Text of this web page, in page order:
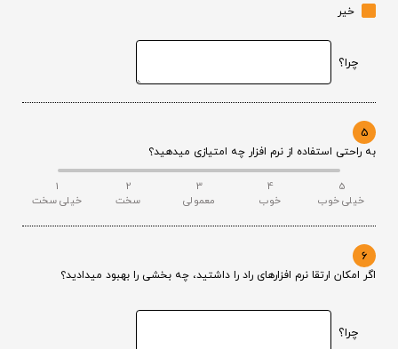
خیر
چرا؟
5
به راحتی استفاده از نرم افزار چه امتیازی میدهید؟
1
خیلی سخت
2
سخت
3
معمولی
4
خوب
5
خیلی خوب
6
اگر امکان ارتقا نرم افزارهای راد را داشتید، چه بخشی را بهبود میدادید؟
چرا؟